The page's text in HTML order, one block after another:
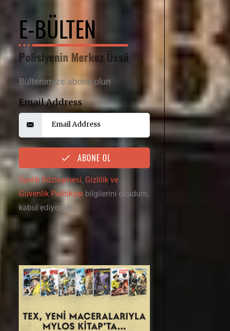
E-BÜLTEN
Polisiyenin Merkez Üssü
Bültenimize abone olun
Email Address
ABONE OL
Üyelik Sözleşmesi, Gizlilik ve
Güvenlik Politikası bilgilerini okudum,
kabul ediyorum.